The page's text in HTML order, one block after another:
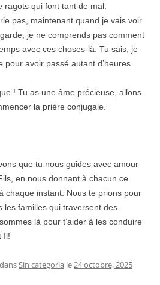
ragots qui font tant de mal.
pas, maintenant quand je vais voir
je ne comprends pas comment
avec ces choses-là. Tu sais, je
pour avoir passé autant d’heures
! Tu as une âme précieuse, allons
la prière conjugale.
que tu nous guides avec amour
en nous donnant à chacun ce
chaque instant. Nous te prions pour
les familles qui traversent des
là pour t’aider à les conduire
Il!
Sin categoría le24 octobre, 2025